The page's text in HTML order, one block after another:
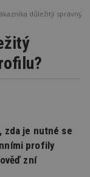
důležitý správný
zda je nutné se
profily
zní